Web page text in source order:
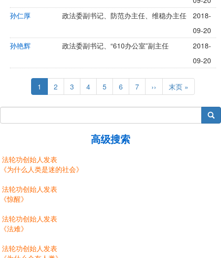
孙仁厚
政法委副书记、防范办主任、维稳办主任
2018-
09-20
孙艳辉
政法委副书记、“610办公室”副主任
2018-
09-20
Pagination
Current
page
1 Page
2 Page
3 Page
4 Page
5 Page
6 Page
7
Next
page
››
Last
page
末页 »
搜索
高级搜索
法轮功创始人发表
《为什么人类是迷的社会》
法轮功创始人发表
《惊醒》
法轮功创始人发表
《法难》
法轮功创始人发表